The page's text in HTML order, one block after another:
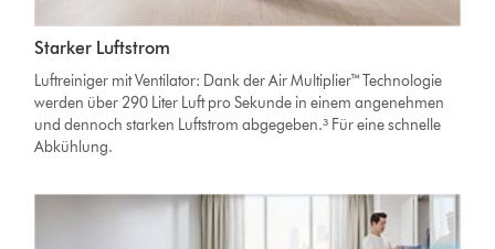
Starker Luftstrom
Luftreiniger mit Ventilator: Dank der Air Multiplier™ Technologie
werden über 290 Liter Luft pro Sekunde in einem angenehmen
und dennoch starken Luftstrom abgegeben.³ Für eine schnelle
Abkühlung.